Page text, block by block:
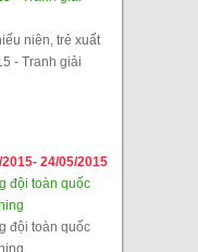
niên, trẻ xuất
- Tranh giải
24/05/2015
đội toàn quốc
đội toàn quốc